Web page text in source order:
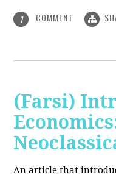
1 COMMENT
(Farsi)
An article that